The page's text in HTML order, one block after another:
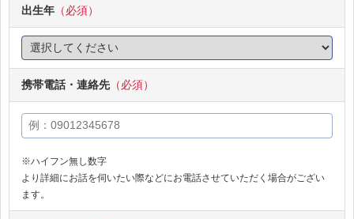
出生年 （必須）
携帯電話・連絡先 （必須）
※ハイフン無し数字
より詳細にお話を伺いたい際などにお電話させていただく場合がござい
ます。